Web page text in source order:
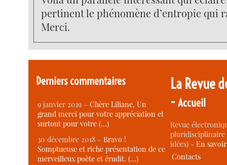
pertinent le phénomène d’entropie qui
Merci.
Derniers commentaires
9 janvier 2019 –Chère Liliane, Un
grand merci pour votre appréciation et
surtout pour votre (…)
30 décembre 2018 –Bravo !
Somptueuse et riche présentation de ce
merveilleux poète et érudit. (…)
La Revue
-Accueil
Revue
idées) -En
Contacts